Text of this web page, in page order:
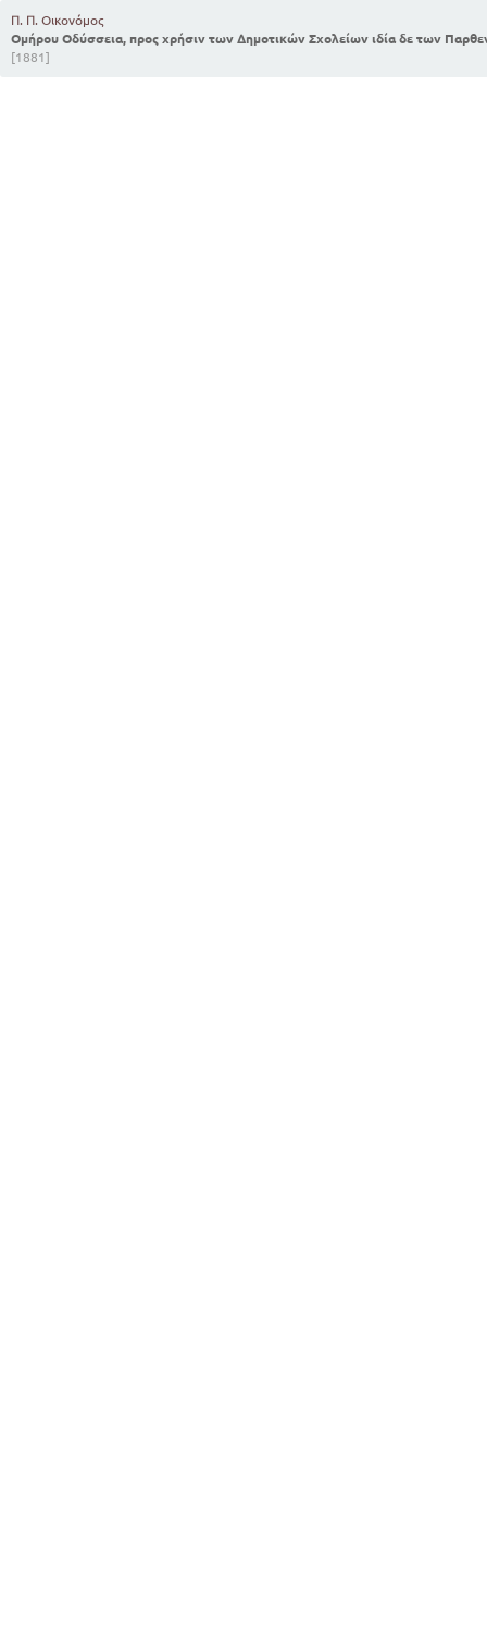
Π. Π. Οικονόμος
Ομήρου Οδύσσεια, προς χρήσιν των Δημοτικών Σχολείων ιδία δε των
[1881]